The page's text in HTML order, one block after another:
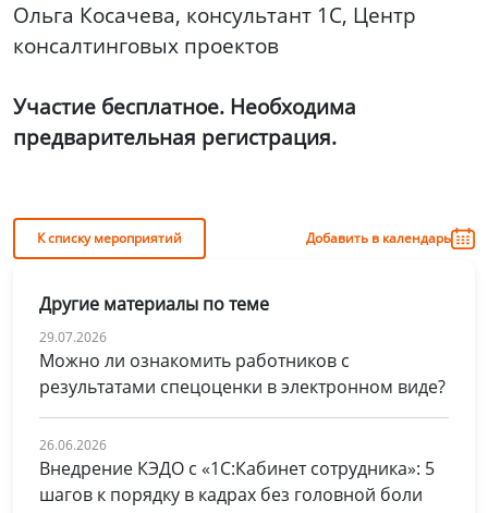
Ольга Косачева, консультант 1С, Центр
консалтинговых проектов
Участие бесплатное. Необходима
предварительная регистрация.
К списку мероприятий Добавить в календарь
Другие материалы по теме
29.07.2026
Можно ли ознакомить работников с
результатами спецоценки в электронном виде?
26.06.2026
Внедрение КЭДО с «1С:Кабинет сотрудника»: 5
шагов к порядку в кадрах без головной боли